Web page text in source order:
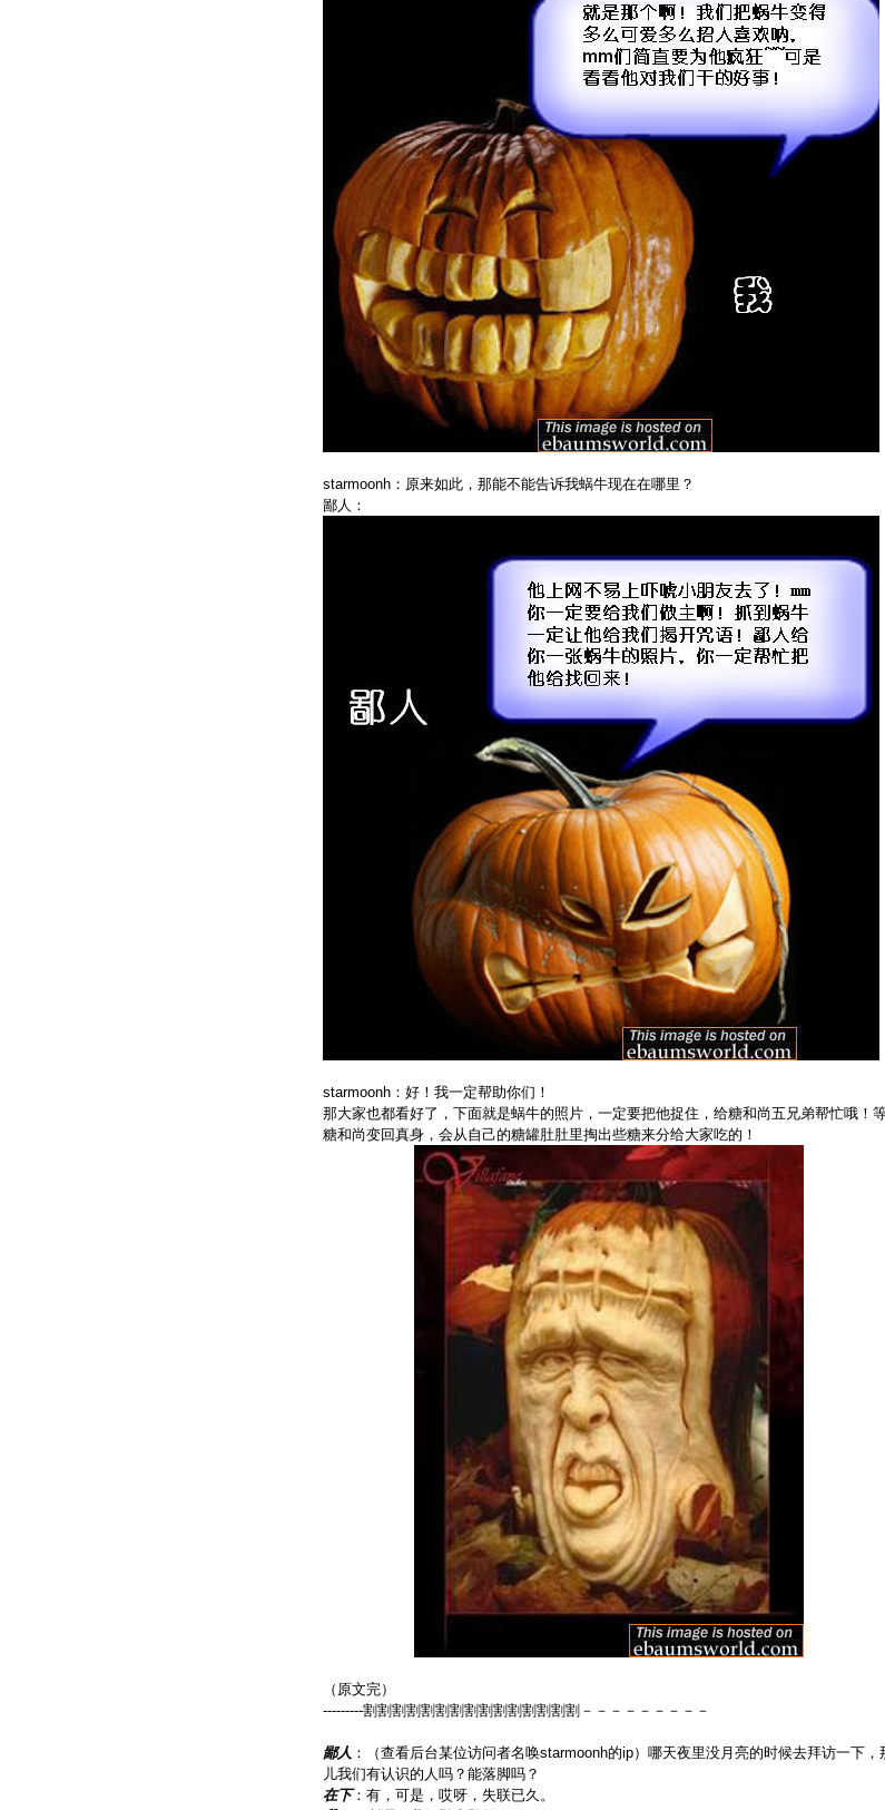
starmoonh：原来如此，那能不能告诉我蜗牛现在在哪里？
鄙人：
starmoonh：好！我一定帮助你们！
那大家也都看好了，下面就是蜗牛的照片，一定要把他捉住，给糖和尚五兄弟帮忙哦！
糖和尚变回真身，会从自己的糖罐肚肚里掏出些糖来分给大家吃的！
（原文完）
---------割割割割割割割割割割割割割割割－－－－－－－－－
鄙人 ：（查看后台某位访问者名唤starmoonh的ip）哪天夜里没月亮的时候去拜访一下，
儿我们有认识的人吗？能落脚吗？
在下：有，可是，哎呀，失联已久。